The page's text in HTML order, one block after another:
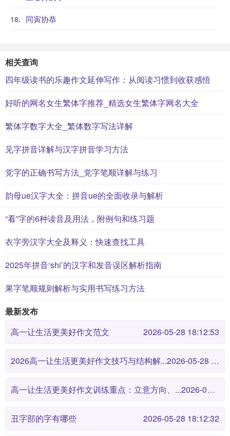
同寅协恭
相关查询
四年级读书的乐趣作文延伸写作：从阅读习惯到收获感悟
好听的网名女生繁体字推荐_精选女生繁体字网名大全
繁体字数字大全_繁体数字写法详解
见字拼音详解与汉字拼音学习方法
党字的正确书写方法_党字笔顺详解与练习
韵母ue汉字大全：拼音ue的全面收录与解析
“看”字的6种读音及用法，附例句和练习题
衣字旁汉字大全及释义：快速查找工具
2025年拼音‘shi’的汉字和发音误区解析指南
果字笔顺规则解析与实用书写练习方法
最新发布
高一让生活更美好作文范文
2026-05-28 18:12:53
2026高一让生活更美好作文技巧与结构解... 2026-05-28 18:12:46
高一让生活更美好作文训练重点：立意方向、... 2026-05-28 18:12:38
丑字部的字有哪些 2026-05-28 18:12:32